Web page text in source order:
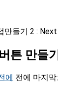
들기 2 : Next
튼 만들기
에 전에 마지